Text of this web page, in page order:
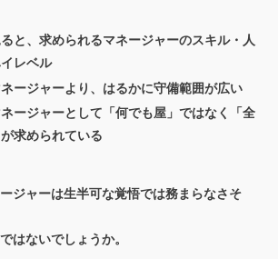
と、求められるマネージャーのスキル・人
レベル
ージャーより、はるかに守備範囲が広い
ージャーとして「何でも屋」ではなく「全
求められている
ージャーは生半可な覚悟では務まらなさそ
はないでしょうか。